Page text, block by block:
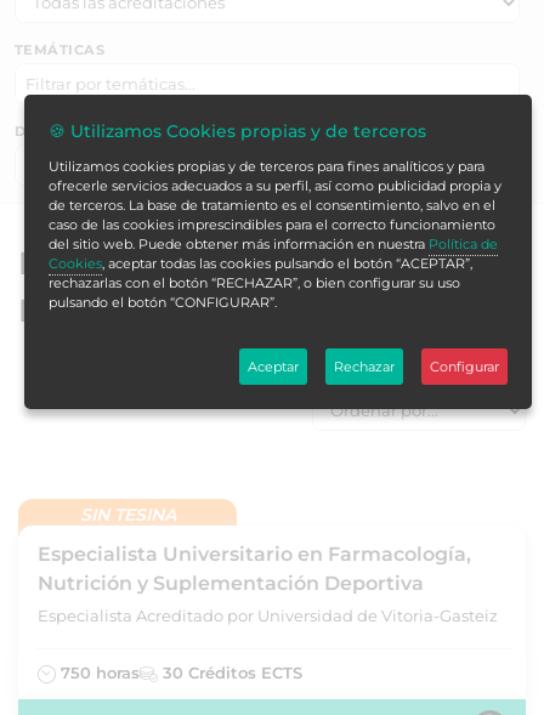
TEMÁTICAS
DURACIÓN EN HORAS
Buscar ▶
Especialistas universitarios de
Formación Alcalá
ORDENAR
SIN TESINA
Especialista Universitario en Farmacología,
Nutrición y Suplementación Deportiva
Especialista Acreditado por Universidad de Vitoria-Gasteiz
750 horas 30 Créditos ECTS
🍪 Utilizamos Cookies propias y de terceros
Utilizamos cookies propias y de terceros para fines analíticos y para
ofrecerle servicios adecuados a su perfil, así como publicidad propia y
de terceros. La base de tratamiento es el consentimiento, salvo en el
caso de las cookies imprescindibles para el correcto funcionamiento
del sitio web. Puede obtener más información en nuestra Política de
Cookies, aceptar todas las cookies pulsando el botón “ACEPTAR”,
rechazarlas con el botón “RECHAZAR”, o bien configurar su uso
pulsando el botón “CONFIGURAR”.
Aceptar Rechazar Configurar